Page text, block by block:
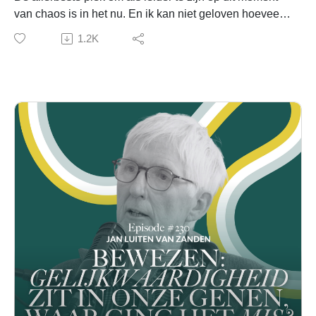
▶ Zet je eerste stap als authentieke leider met de NFL
▶ Schrijf je hier in voor onze (gratis) Masterclass
▶ Bestel het NEW FEMALE LEADER boek
⋯⋯⋯⋯⋯⋯⋯⋯⋯⋯⋯⋯⋯⋯⋯⋯⋯⋯⋯⋯⋯⋯⋯⋯
⋯⋯⋯⋯⋯⋯⋯⋯
▶ Volg Neda Boin
Instagram
▶ Volg Caroline
⋯⋯⋯⋯⋯⋯⋯⋯⋯⋯⋯⋯⋯⋯⋯⋯⋯⋯⋯⋯⋯⋯⋯⋯
⋯⋯⋯⋯⋯⋯⋯⋯
▶ JOIN OUR MOVEMENT
Website
Instagram
LinkedInTikTok
van chaos is in het nu. En ik kan niet geloven hoeveel
ik hier uit heb gehaald en hoeveel ik daar misschien
ook wel heb laten liggen in het verleden. Het klinkt
podcast over.
💜💛💚
Caroline
Founder New Female Leaders
P.S. Wil jij elke week onze nieuwe Fe-Mail ontvangen?
Caroline’s persoonlijke newsletter met tips en inzichten
over diversiteit, authenticiteit en authentiek leiderschap,
natuurlijk onze laatste podcast maar ook boekentips,
motiverende quotes, must-read artikelen en updates
over onze events. Schrijf je hier in.
⋯⋯⋯⋯⋯⋯⋯⋯⋯⋯⋯⋯⋯⋯⋯⋯⋯⋯⋯⋯⋯⋯⋯⋯
1.2K